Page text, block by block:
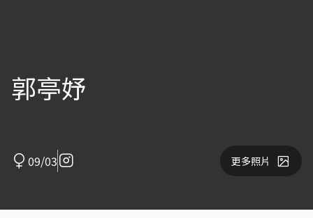
郭亭妤
09/03 更多照片